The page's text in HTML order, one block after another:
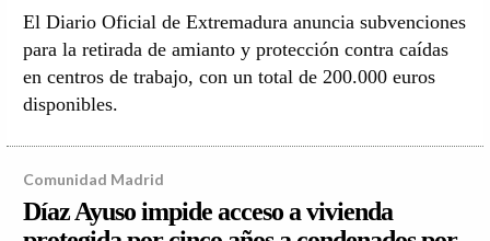
El Diario Oficial de Extremadura anuncia subvenciones
para la retirada de amianto y protección contra caídas
en centros de trabajo, con un total de 200.000 euros
disponibles.
Comunidad Madrid
Díaz Ayuso impide acceso a vivienda